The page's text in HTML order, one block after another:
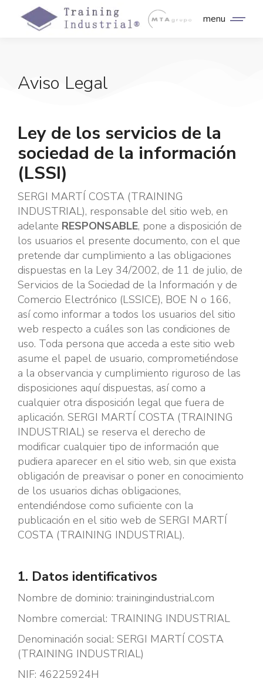
menu
Aviso Legal
Ley de los servicios de la
sociedad de la información
(LSSI)
SERGI MARTÍ COSTA (TRAINING
INDUSTRIAL), responsable del sitio web, en
adelante RESPONSABLE, pone a disposición de
los usuarios el presente documento, con el que
pretende dar cumplimiento a las obligaciones
dispuestas en la Ley 34/2002, de 11 de julio, de
Servicios de la Sociedad de la Información y de
Comercio Electrónico (LSSICE), BOE N o 166,
así como informar a todos los usuarios del sitio
web respecto a cuáles son las condiciones de
uso. Toda persona que acceda a este sitio web
asume el papel de usuario, comprometiéndose
a la observancia y cumplimiento riguroso de las
disposiciones aquí dispuestas, así como a
cualquier otra disposición legal que fuera de
aplicación. SERGI MARTÍ COSTA (TRAINING
INDUSTRIAL) se reserva el derecho de
modificar cualquier tipo de información que
pudiera aparecer en el sitio web, sin que exista
obligación de preavisar o poner en conocimiento
de los usuarios dichas obligaciones,
entendiéndose como suficiente con la
publicación en el sitio web de SERGI MARTÍ
COSTA (TRAINING INDUSTRIAL).
1. Datos identificativos
Nombre de dominio: trainingindustrial.com
Nombre comercial: TRAINING INDUSTRIAL
Denominación social: SERGI MARTÍ COSTA
(TRAINING INDUSTRIAL)
NIF: 46225924H